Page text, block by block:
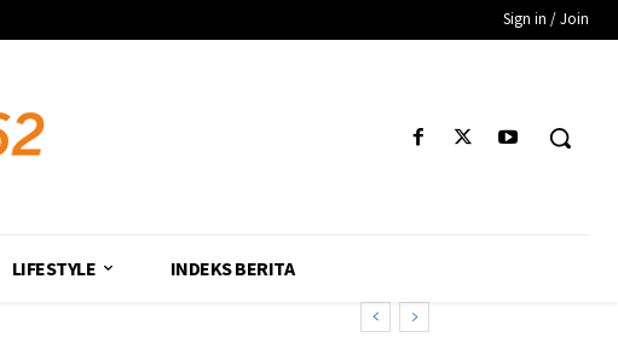
Sign in / Join
LIFESTYLE INDEKS BERITA